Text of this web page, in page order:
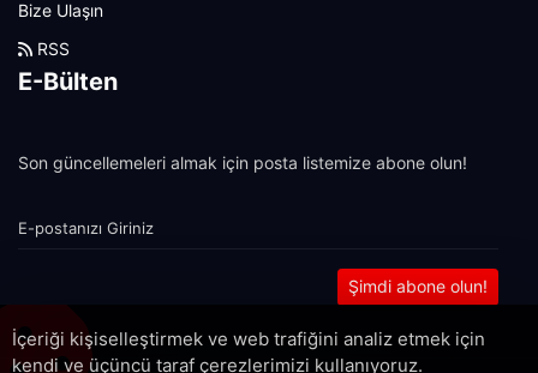
Bize Ulaşın
RSS
E-Bülten
Son güncellemeleri almak için posta listemize abone olun!
Şimdi abone olun!
İçeriği kişiselleştirmek ve web trafiğini analiz etmek için
kendi ve üçüncü taraf çerezlerimizi kullanıyoruz.